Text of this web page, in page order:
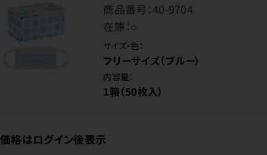
商品番号：40-9704
在庫：○
サイズ・色：
フリーサイズ（ブルー）
内容量：
1箱（50枚入）
価格はログイン後表示